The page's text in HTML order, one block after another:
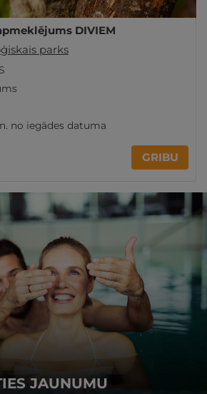
DIVIEM
parks
no iegādes datuma
GRIBU
JAUNUMU